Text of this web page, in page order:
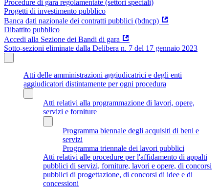
Procedure di gara regolamentate (settori speciali)
Progetti di investimento pubblico
Banca dati nazionale dei contratti pubblici (bdncp)
Dibattito pubblico
Accedi alla Sezione dei Bandi di gara
Sotto-sezioni eliminate dalla Delibera n. 7 del 17 gennaio 2023
Atti delle amministrazioni aggiudicatrici e degli enti
aggiudicatori distintamente per ogni procedura
Atti relativi alla programmazione di lavori, opere,
servizi e forniture
Programma biennale degli acquisiti di beni e
servizi
Programma triennale dei lavori pubblici
Atti relativi alle procedure per l'affidamento di appalti
pubblici di servizi, forniture, lavori e opere, di concorsi
pubblici di progettazione, di concorsi di idee e di
concessioni